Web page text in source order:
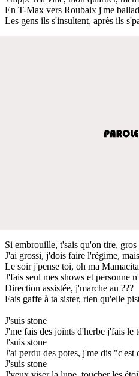
En T-Max vers Roubaix j'me
Les gens ils s'insultent, après ils
Si embrouille, t'sais qu'on tire, gros
J'ai grossi, j'dois faire l'régime,
Le soir j'pense toi, oh ma Mamacita
J'fais seul mes shows et personne
Direction assistée, j'marche au ???
Fais gaffe à ta sister, rien qu'elle
J'suis stone
J'me fais des joints d'herbe j'fais le
J'suis stone
J'ai perdu des potes, j'me dis "c'est
J'suis stone